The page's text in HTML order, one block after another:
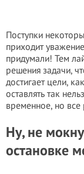
Поступки
приходит
придумали! Тем
решения задачи,
достигает цели,
оставлять так
временное, но
Ну, не
остановке